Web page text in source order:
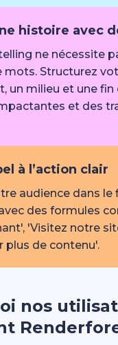
histoire avec
ne nécessite
Structurez
un milieu et une
et des
à l’action clair
audience dans le
des formules
'Visitez notre
plus de contenu'.
nos